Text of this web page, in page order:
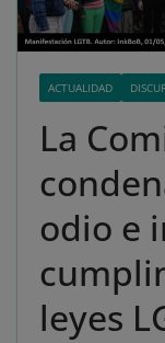
ACTUALIDAD
La
odio e
leyes